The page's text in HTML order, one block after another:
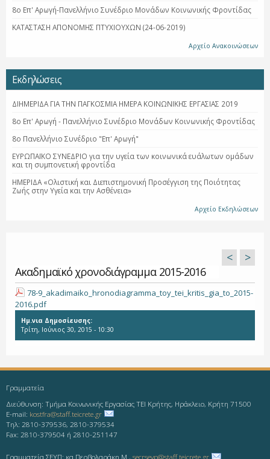
8ο Επ' Αρωγή-Πανελλήνιο Συνέδριο Μονάδων Κοινωνικής Φροντίδας
ΚΑΤΑΣΤΑΣΗ ΑΠΟΝΟΜΗΣ ΠΤΥΧΙΟΥΧΩΝ (24-06-2019)
Αρχείο Ανακοινώσεων
Εκδηλώσεις
ΔΙΗΜΕΡΙΔΑ ΓΙΑ ΤΗΝ ΠΑΓΚΟΣΜΙΑ ΗΜΕΡΑ ΚΟΙΝΩΝΙΚΗΣ ΕΡΓΑΣΙΑΣ 2019
8ο Επ' Αρωγή - Πανελλήνιο Συνέδριο Μονάδων Κοινωνικής Φροντίδας
8ο Πανελλήνιο Συνέδριο "Επ' Αρωγή"
ΕΥΡΩΠΑΪΚΟ ΣΥΝΕΔΡΙΟ για την υγεία των κοινωνικά ευάλωτων ομάδων
και τη συμπονετική φροντίδα
ΗΜΕΡΙΔΑ «Ολιστική και Διεπιστημονική Προσέγγιση της Ποιότητας
Ζωής στην Υγεία και την Ασθένεια»
Αρχείο Εκδηλώσεων
Ακαδημαϊκό χρονοδιάγραμμα 2015-2016
< >
78-9_akadimaiko_hronodiagramma_toy_tei_kritis_gia_to_2015-
2016.pdf
Ημ.νια Δημοσίευσης:
Τρίτη, Ιούνιος 30, 2015 - 10:30
Γραμματεία
Διεύθυνση: Τμήμα Κοινωνικής Εργασίας ΤΕΙ Κρήτης, Ηράκλειο, Κρήτη 71500
E-mail: kostfra@staff.teicrete.gr
Τηλ: 2810-379536, 2810-379534
Fax: 2810-379504 ή 2810-251147
Γραμματεία ΣΕΥΠ: κα Περβολαράκη Μ., secrseyp@staff.teicrete.gr